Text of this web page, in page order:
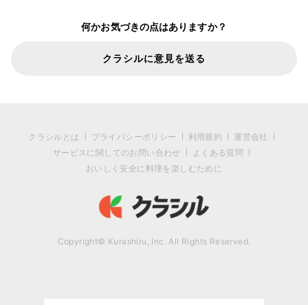
何かお気づきの点はありますか？
クラシルに意見を送る
クラシルとは プライバシーポリシー 利用規約
運営会社
サービスに関してのお問い合わせ
よくある質問
おいしく安全に料理を楽しむために
Copyright© Kurashiru, Inc. All Rights Reserved.